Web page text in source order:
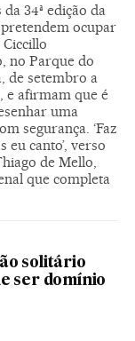
34ª edição da
ocupar
no Parque do
de setembro a
e afirmam que é
uma
segurança. ‘Faz
eu canto’, verso
de Mello,
que completa
solitário
ser domínio